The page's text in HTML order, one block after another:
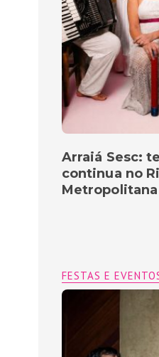
Arraiá Sesc:
continua no
Metropolitana
FESTAS E